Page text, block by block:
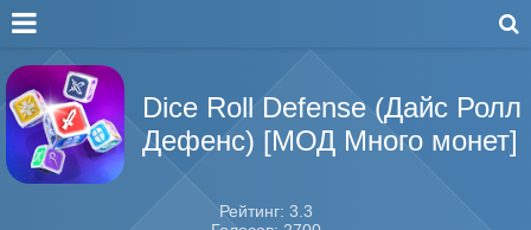
Dice Roll Defense (Дайс Ролл
Дефенс) [МОД Много монет]
Рейтинг: 3.3